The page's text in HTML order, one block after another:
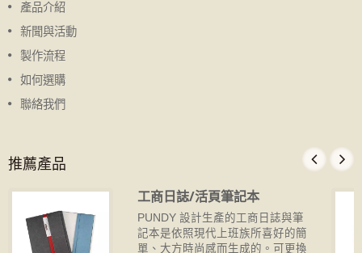
產品介紹
新聞與活動
製作流程
如何選購
聯絡我們
推薦產品
工商日誌/活頁筆記本
PUNDY 設計生產的工商日誌與筆
記本是依照現代上班族所喜好的簡
單、大方時尚感而生成的。可更換